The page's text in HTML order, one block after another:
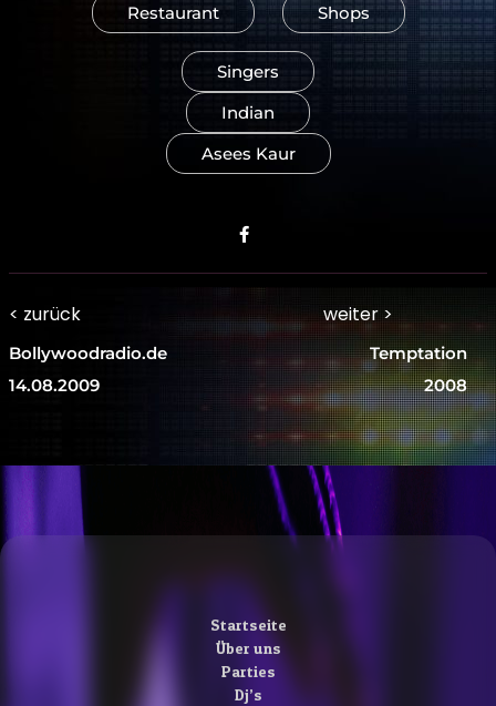
Restaurant
Shops
Singers
Indian
Asees Kaur
Beitragsnavigation
< zurück
Previous
post:
Bollywoodradio.de
14.08.2009
weiter >
Next
post:
Temptation
2008
Startseite
Über uns
Parties
Dj’s